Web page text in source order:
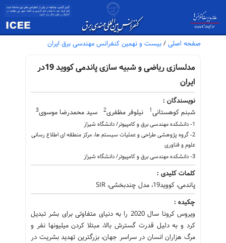
صفحه اصلی / بیست و نهمین کنفرانس مهندسی برق ایران
مدلسازی ریاضی و شبیه سازی پاندمی کووید 19در
ایران
نویسندگان :
شبنم کوهستانی1 نیلوفر مظفری2 سید محمدرضا موسوی3
1- دانشکده مهندسی برق و کامپیوتر/ دانشگاه شیراز
2- گروه پژوهشی طراحی و عملیات سیستم ها، مرکز منطقه ای اطلاع رسانی
علوم و فناوری
3- دانشکده مهندسی برق و کامپیوتر/ دانشگاه شیراز
کلمات کلیدی :
پاندمی، کووید19، مدل چندبخشی، SIR
چکیده :
ویروس کرونا سال 2020 را به دنیای متفاوتی برای بشر تبدیل
کرد و به دلیل قدرت گسترش بالا، مبتلا کردن میلیونها نفر و
مرگ هزاران انسان در سراسر جهان، بزرگترین تهدید بشریت در